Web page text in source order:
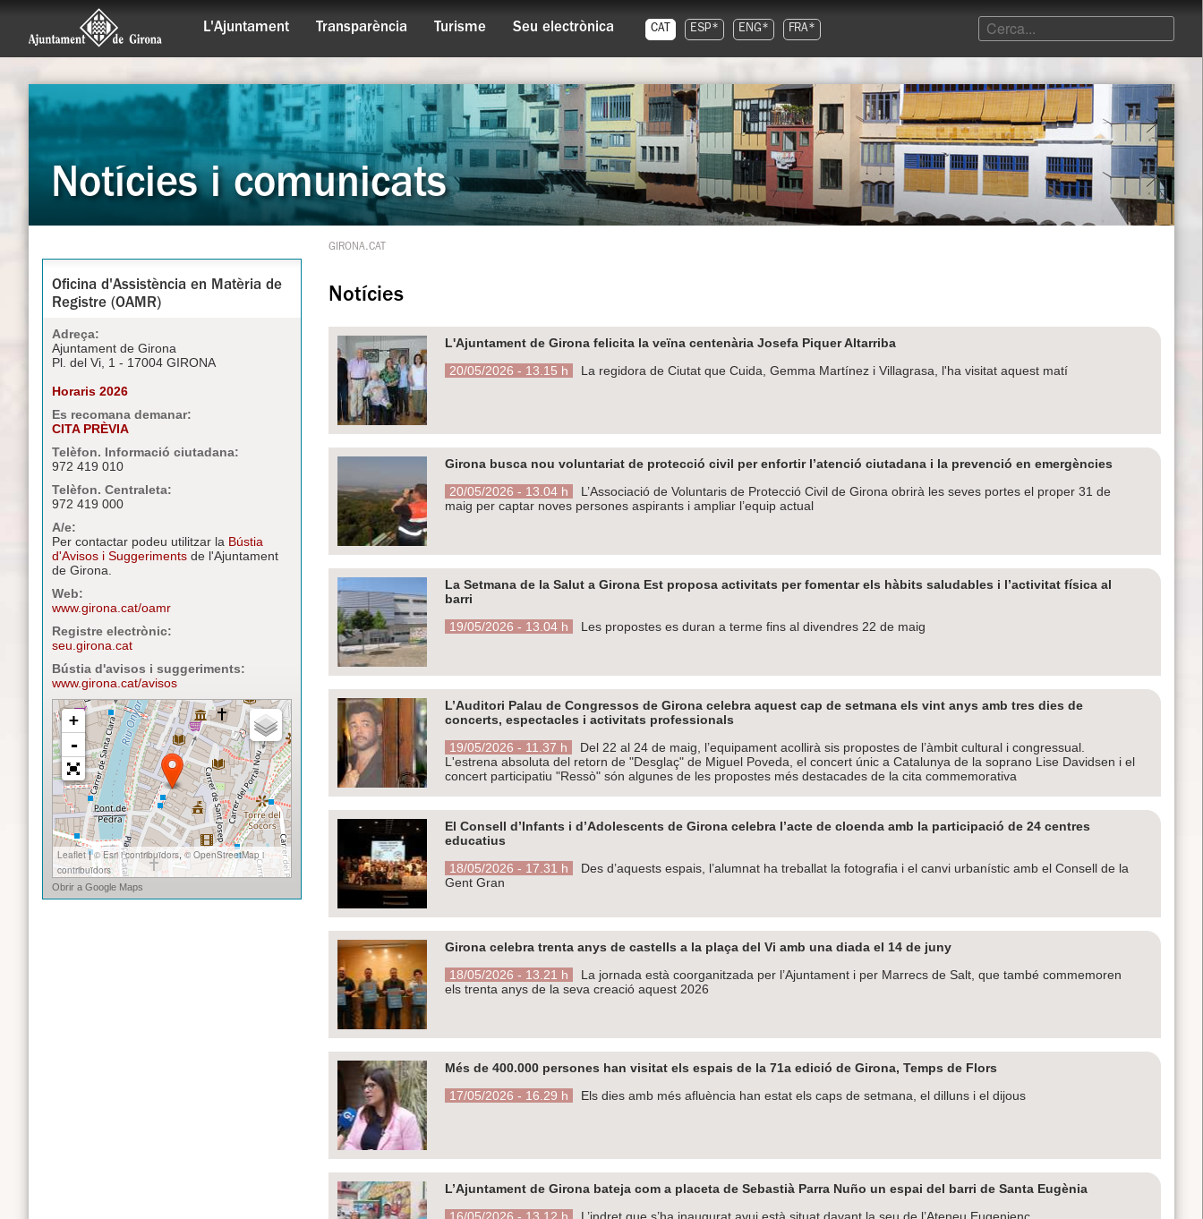
L'Ajuntament Transparència Turisme Seu electrònica CAT ESP* ENG* FRA*
Notícies i comunicats
Oficina d'Assistència en Matèria de
Registre (OAMR)
Adreça:
Ajuntament de Girona
Pl. del Vi, 1 - 17004 GIRONA
Horaris 2026
Es recomana demanar:
CITA PRÈVIA
Telèfon. Informació ciutadana:
972 419 010
Telèfon. Centraleta:
972 419 000
A/e:
Per contactar podeu utilitzar la Bústia
d'Avisos i Suggeriments de l'Ajuntament
de Girona.
Web:
www.girona.cat/oamr
Registre electrònic:
seu.girona.cat
Bústia d'avisos i suggeriments:
www.girona.cat/avisos
GIRONA.CAT
Notícies
L'Ajuntament de Girona felicita la veïna centenària Josefa Piquer Altarriba
20/05/2026 - 13.15 h
La regidora de Ciutat que Cuida, Gemma Martínez i Villagrasa, l'ha visitat aquest matí
Girona busca nou voluntariat de protecció civil per enfortir l’atenció ciutadana i la prevenció en emergències
20/05/2026 - 13.04 h
L’Associació de Voluntaris de Protecció Civil de Girona obrirà les seves portes el proper 31 de
maig per captar noves persones aspirants i ampliar l’equip actual
La Setmana de la Salut a Girona Est proposa activitats per fomentar els hàbits saludables i l’activitat física al
barri
19/05/2026 - 13.04 h
Les propostes es duran a terme fins al divendres 22 de maig
L’Auditori Palau de Congressos de Girona celebra aquest cap de setmana els vint anys amb tres dies de
concerts, espectacles i activitats professionals
19/05/2026 - 11.37 h
Del 22 al 24 de maig, l’equipament acollirà sis propostes de l’àmbit cultural i congressual.
L'estrena absoluta del retorn de "Desglaç" de Miguel Poveda, el concert únic a Catalunya de la soprano Lise Davidsen i el
concert participatiu "Ressò" són algunes de les propostes més destacades de la cita commemorativa
El Consell d’Infants i d’Adolescents de Girona celebra l’acte de cloenda amb la participació de 24 centres
educatius
18/05/2026 - 17.31 h
Des d’aquests espais, l’alumnat ha treballat la fotografia i el canvi urbanístic amb el Consell de la
Gent Gran
Girona celebra trenta anys de castells a la plaça del Vi amb una diada el 14 de juny
18/05/2026 - 13.21 h
La jornada està coorganitzada per l’Ajuntament i per Marrecs de Salt, que també commemoren
els trenta anys de la seva creació aquest 2026
Més de 400.000 persones han visitat els espais de la 71a edició de Girona, Temps de Flors
17/05/2026 - 16.29 h
Els dies amb més afluència han estat els caps de setmana, el dilluns i el dijous
L’Ajuntament de Girona bateja com a placeta de Sebastià Parra Nuño un espai del barri de Santa Eugènia
16/05/2026 - 13.12 h
L’indret que s’ha inaugurat avui està situat davant la seu de l’Ateneu Eugenienc